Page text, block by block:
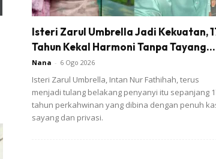
Isteri Zarul Umbrella Jadi Kekuatan,
Tahun Kekal Harmoni Tanpa Tayang...
Nana - 6 Ogo 2026
Isteri Zarul Umbrella, Intan Nur Fathihah, terus
menjadi tulang belakang penyanyi itu sepanjang
tahun perkahwinan yang dibina dengan penuh
sayang dan privasi.